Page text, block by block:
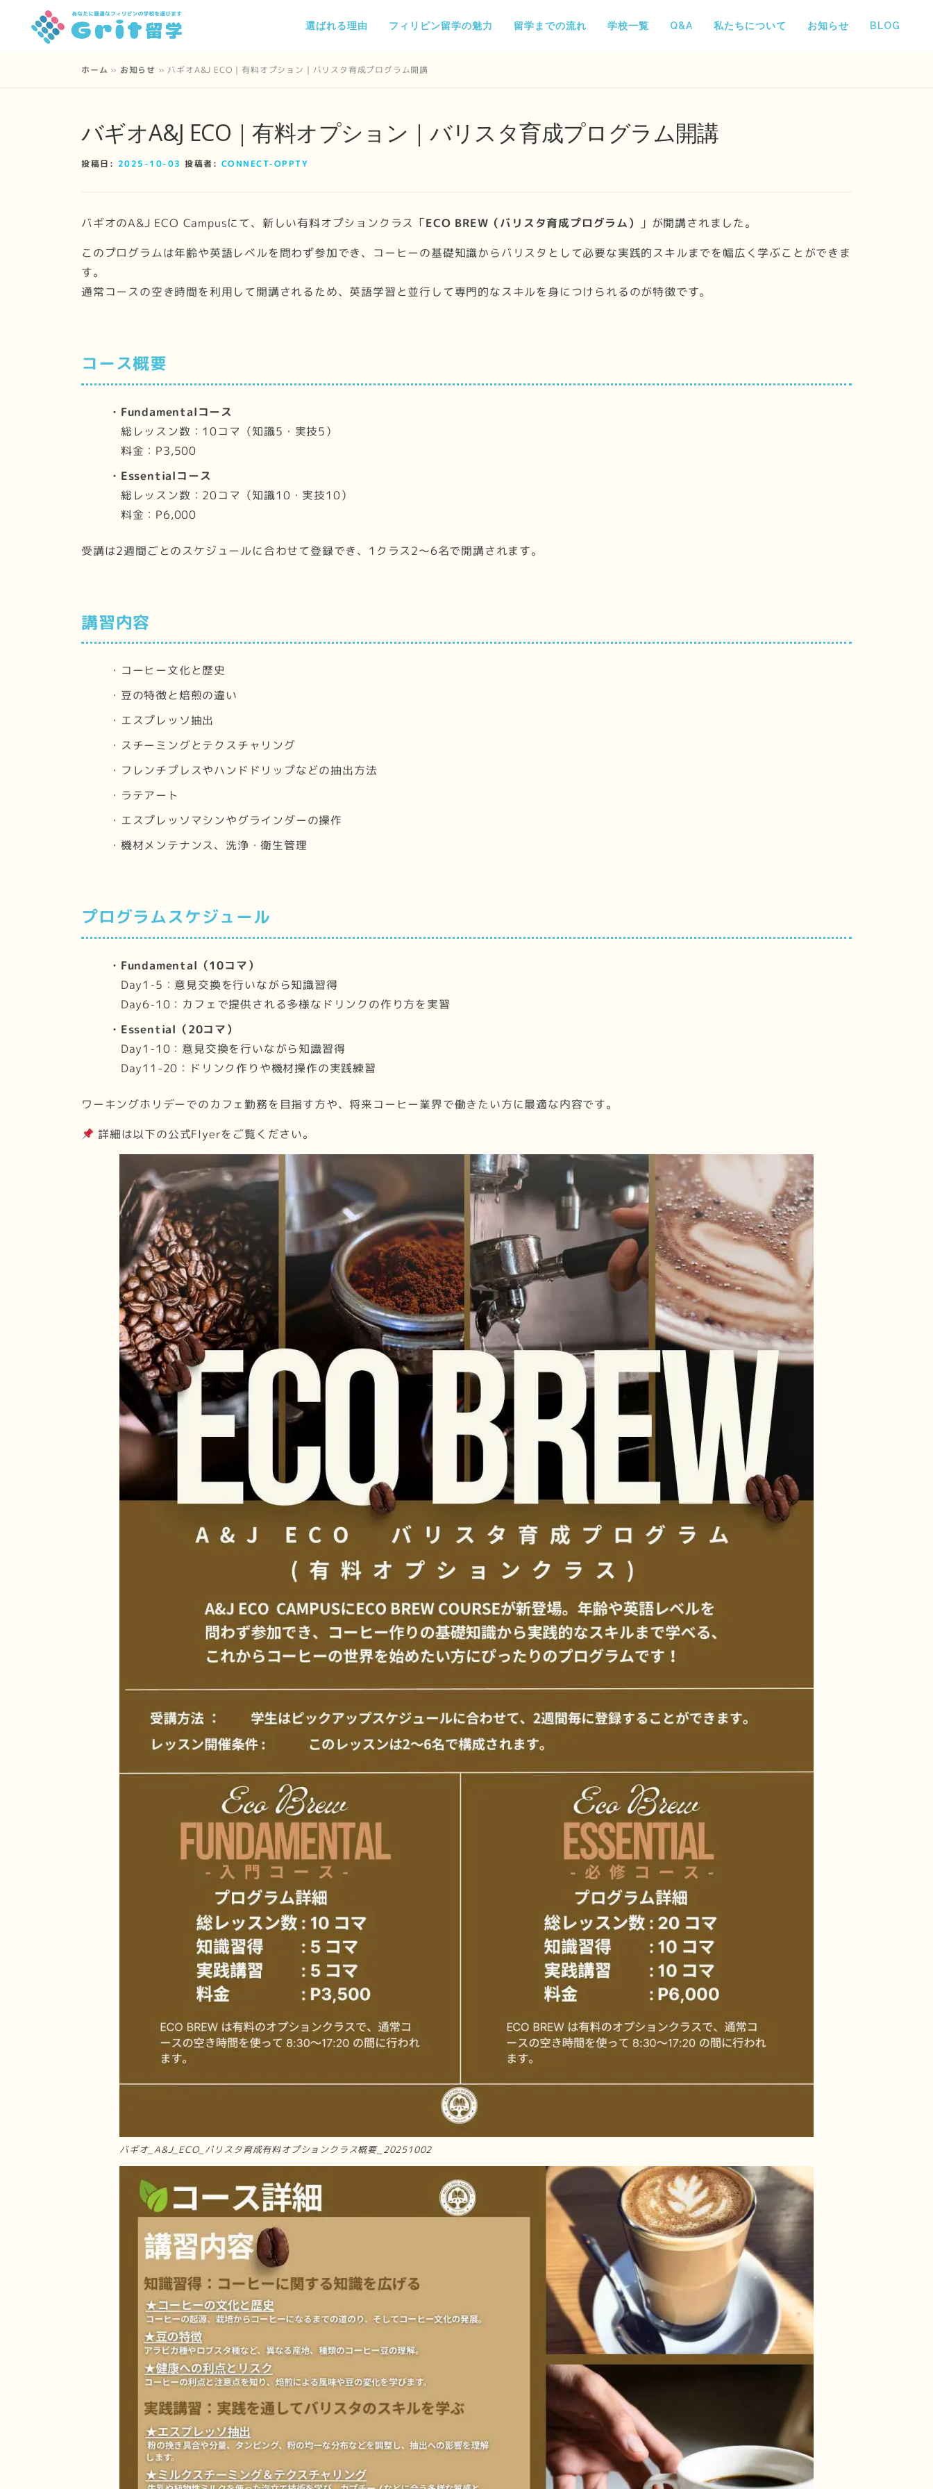
選ばれる理由 フィリピン留学の魅力 留学までの流れ 学校一覧 Q&A 私たちについて お知らせ BLOG
ホーム »お知らせ »バギオA&J ECO｜有料オプション｜バリスタ育成プログラム開講
バギオA&J ECO｜有料オプション｜バリスタ育成プログラム開講
投稿日: 2025-10-03 投稿者: CONNECT-OPPTY
バギオのA&J ECO Campusにて、新しい有料オプションクラス「ECO BREW（バリスタ育成プログラム）
」が開講されました。
このプログラムは年齢や英語レベルを問わず参加でき、コーヒーの基礎知識からバリスタとして必要な実践的スキルまでを幅広く学ぶことができま
す。
通常コースの空き時間を利用して開講されるため、英語学習と並行して専門的なスキルを身につけられるのが特徴です。
コース概要
・Fundamentalコース
総レッスン数：10コマ（知識5・実技5）
料金：P3,500
・Essentialコース
総レッスン数：20コマ（知識10・実技10）
料金：P6,000
受講は2週間ごとのスケジュールに合わせて登録でき、1クラス2～6名で開講されます。
講習内容
・コーヒー文化と歴史
・豆の特徴と焙煎の違い
・エスプレッソ抽出
・スチーミングとテクスチャリング
・フレンチプレスやハンドドリップなどの抽出方法
・ラテアート
・エスプレッソマシンやグラインダーの操作
・機材メンテナンス、洗浄・衛生管理
プログラムスケジュール
・Fundamental（10コマ）
Day1-5：意見交換を行いながら知識習得
Day6-10：カフェで提供される多様なドリンクの作り方を実習
・Essential（20コマ）
Day1-10：意見交換を行いながら知識習得
Day11-20：ドリンク作りや機材操作の実践練習
ワーキングホリデーでのカフェ勤務を目指す方や、将来コーヒー業界で働きたい方に最適な内容です。
詳細は以下の公式Flyerをご覧ください。
バギオ_A&J_ECO_バリスタ育成有料オプションクラス概要_20251002